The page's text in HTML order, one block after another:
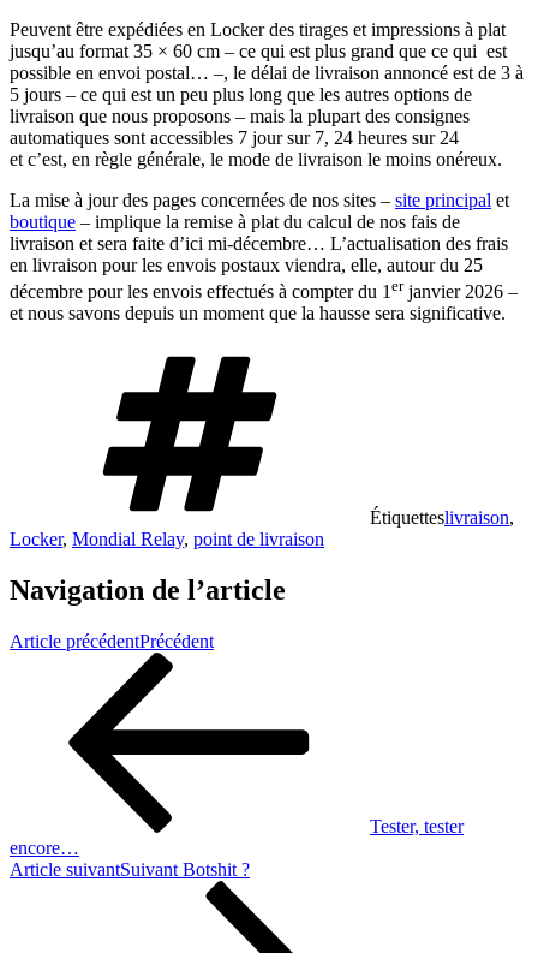
Peuvent être expédiées en Locker des tirages et impressions à plat
jusqu’au format 35 × 60 cm – ce qui est plus grand que ce qui est
possible en envoi postal… –, le délai de livraison annoncé est de 3 à
5 jours – ce qui est un peu plus long que les autres options de
livraison que nous proposons – mais la plupart des consignes
automatiques sont accessibles 7 jour sur 7, 24 heures sur 24
et c’est, en règle générale, le mode de livraison le moins onéreux.
La mise à jour des pages concernées de nos sites – site principal et
boutique – implique la remise à plat du calcul de nos fais de
livraison et sera faite d’ici mi-décembre… L’actualisation des frais
en livraison pour les envois postaux viendra, elle, autour du 25
décembre pour les envois effectués à compter du 1 erjanvier 2026 –
et nous savons depuis un moment que la hausse sera significative.
Étiquetteslivraison,
Locker, Mondial Relay, point de livraison
Navigation de l’article
Article précédentPrécédent
Tester, tester
encore…
Article suivantSuivant Botshit ?